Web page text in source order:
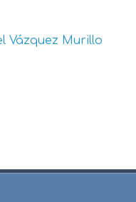
Vázquez Murillo